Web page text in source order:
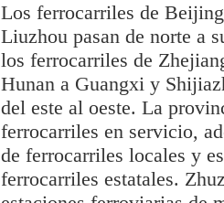
Los ferrocarriles de
Liuzhou pasan de norte a
los ferrocarriles de
Hunan a Guangxi y
del este al oeste. La
ferrocarriles en servicio,
de ferrocarriles locales y
ferrocarriles estatales.